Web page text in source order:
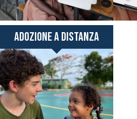
Adozione a distanza